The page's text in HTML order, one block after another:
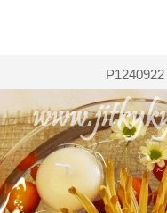
P1240922